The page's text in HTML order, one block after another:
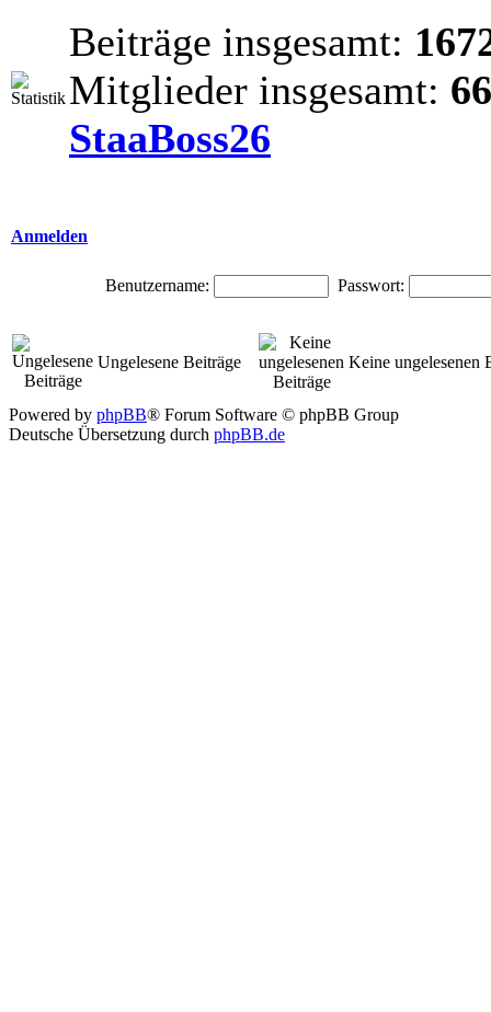
Beiträge insgesamt:
Mitglieder insgesamt:
StaaBoss26
Anmelden
Benutzername: Passwort:
Ungelesene Beiträge Keine ungelesenen
Powered by phpBB® Forum Software © phpBB Group
Deutsche Übersetzung durch phpBB.de